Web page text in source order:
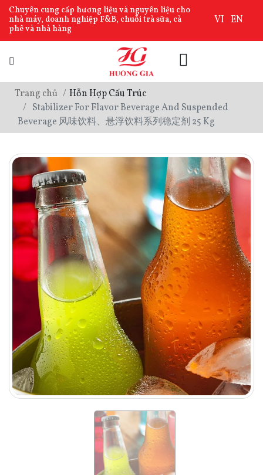
Chuyên cung cấp hương liệu và nguyên liệu cho
nhà máy, doanh nghiệp F&B, chuỗi trà sữa, cà
phê và nhà hàng
VI EN
Trang chủ
Hỗn Hợp Cấu Trúc
Stabilizer For Flavor Beverage And Suspended
Beverage 风味饮料、悬浮饮料系列稳定剂 25 Kg